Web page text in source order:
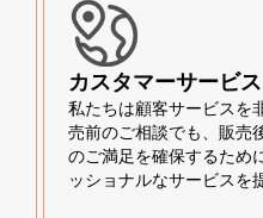
カスタマーサービス
私たちは顧客サービスを
売前のご相談でも、販売
のご満足を確保するため
ッショナルなサービスを